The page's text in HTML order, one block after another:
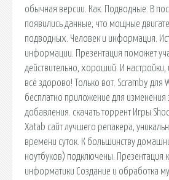
обычная версии. Как. Подводные. В
появились данные, что мощные
подводных. Человек и информация.
информации. Презентация поможет
действительно, хороший. И настройки,
всё здорово! Только вот. Scramby для
бесплатно приложение для изменения
добавления. скачать торрент Игры
Xatab сайт лучшего репакера,
времени суток. К большинству
ноутбуков) подключены. Презентация
информатики Создание и обработка